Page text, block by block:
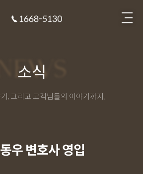
NEWS
소식
, 그리고 고객님들의 이야기까지.
우 변호사 영입